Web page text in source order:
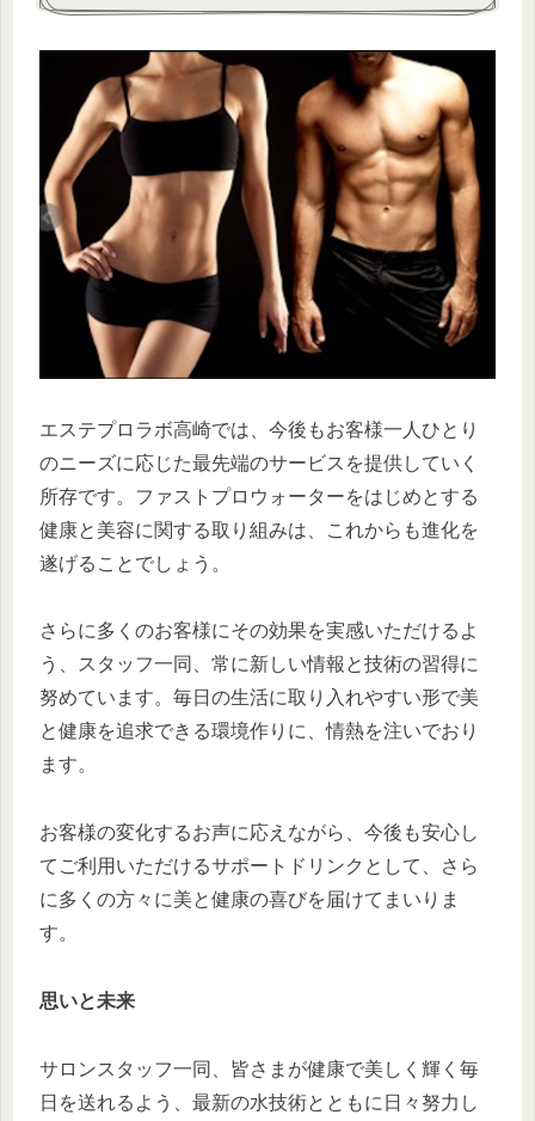
エステプロラボ高崎では、今後もお客様一人ひとり
のニーズに応じた最先端のサービスを提供していく
所存です。ファストプロウォーターをはじめとする
健康と美容に関する取り組みは、これからも進化を
遂げることでしょう。
さらに多くのお客様にその効果を実感いただけるよ
う、スタッフ一同、常に新しい情報と技術の習得に
努めています。毎日の生活に取り入れやすい形で美
と健康を追求できる環境作りに、情熱を注いでおり
ます。
お客様の変化するお声に応えながら、今後も安心し
てご利用いただけるサポートドリンクとして、さら
に多くの方々に美と健康の喜びを届けてまいりま
す。
思いと未来
サロンスタッフ一同、皆さまが健康で美しく輝く毎
日を送れるよう、最新の水技術とともに日々努力し